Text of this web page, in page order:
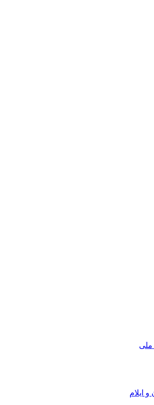
ملی
ایلام